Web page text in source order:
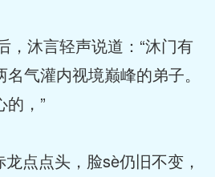
沐言轻声说道：“沐门有
气灌内视境巅峰的弟子。
的，”
点点头，脸sè仍旧不变，